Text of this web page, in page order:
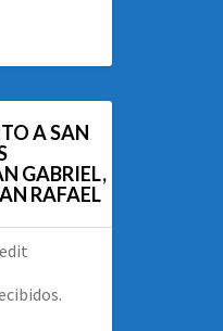
A SAN
GABRIEL,
RAFAEL